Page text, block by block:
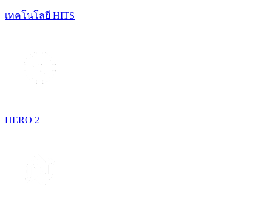
เทคโนโลยี HITS
HERO 2